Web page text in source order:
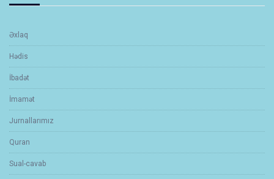
Əxlaq
Hədis
İbadət
İmamət
Jurnallarımız
Quran
Sual-cavab